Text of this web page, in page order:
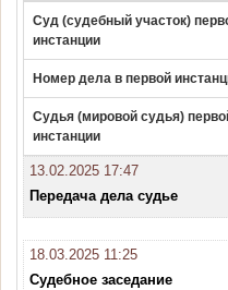
Суд (судебный участок)
инстанции
Номер дела в первой
Судья (мировой судья)
инстанции
13.02.2025 17:47
Передача дела судье
18.03.2025 11:25
Судебное заседание